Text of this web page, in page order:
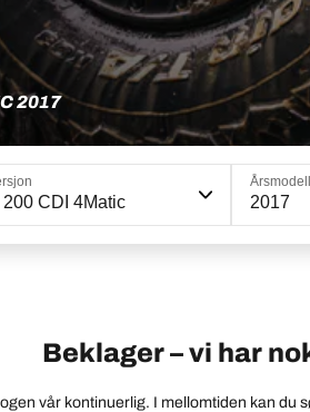
2017
200 CDI 4Matic
Årsmodell
2017
Beklager – vi har
vår kontinuerlig. I mellomtiden kan du